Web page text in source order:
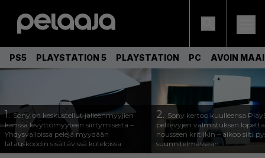
PS5 PLAYSTATION 5 PLAYSTATION PC AVOIN
1.Sony on keskustellut jälleenmyyjien
kanssa levyttömyyteen siirtymisestä –
Yhdysvalloissa pelejä myydään
latauskoodin sisältävissä koteloissa
2. Sony kertoo kuulleensa
pelilevyjen valmistuksen
nousseen kritiikin – aikoo silti
suunnitelmassaan